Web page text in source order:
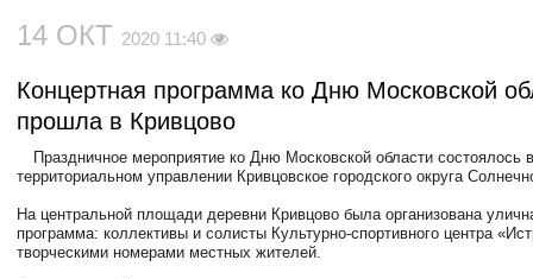
14 ОКТ 2020 11:40
Концертная программа ко Дню Московской
прошла в Кривцово
Праздничное мероприятие ко Дню Московской области состоялось в
территориальном управлении Кривцовское городского округа
На центральной площади деревни Кривцово была организована
программа: коллективы и солисты Культурно-спортивного центра
творческими номерами местных жителей.